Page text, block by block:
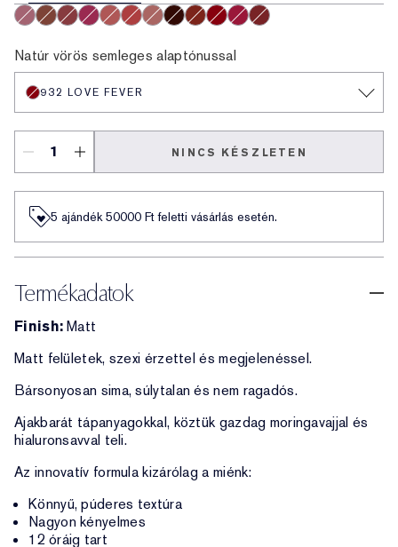
Natúr vörös semleges alaptónussal
932 LOVE FEVER
NINCS KÉSZLETEN
5 ajándék 50000​ Ft feletti vásárlás esetén.
Termékadatok
Finish:Matt
Matt felületek, szexi érzettel és megjelenéssel.
Bársonyosan sima, súlytalan és nem ragadós.
Ajakbarát tápanyagokkal, köztük gazdag moringavajjal és
hialuronsavval teli.
Az innovatív formula kizárólag a miénk:
Könnyű, púderes textúra
Nagyon kényelmes
12 óráig tart